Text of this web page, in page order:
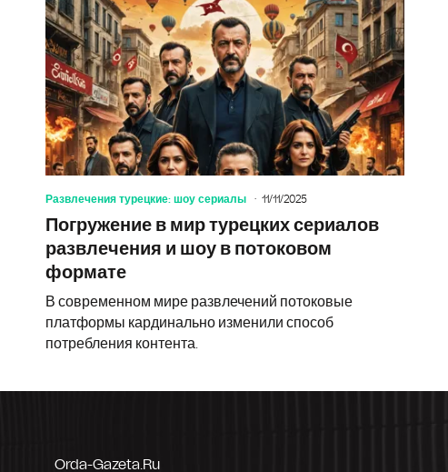
Развлечения турецкие: шоу сериалы 11/11/2025
Погружение в мир турецких сериалов
развлечения и шоу в потоковом
формате
В современном мире развлечений потоковые
платформы кардинально изменили способ
потребления контента.
Orda-Gazeta.ru